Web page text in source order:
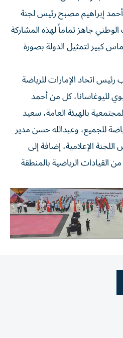
إبراهيم مصبح رئيس لجنة
الوطني جاهز تماماً لهذه المشاركة
كبير لتمثيل الدولة بصورة
اتحاد الإمارات للرياضة
لليوغاسانا، كل من أحمد
بالهيئة العامة، سعيد
للجميع، وعبدالله حسن مدير
الإعلامية، إضافة إلى
القيادات الرياضية بالمنطقة